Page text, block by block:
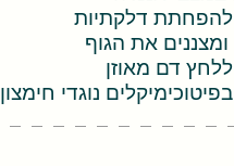
להפחתת דלקתיות
את הגוף
דם מאוזן
נוגדי חימצון